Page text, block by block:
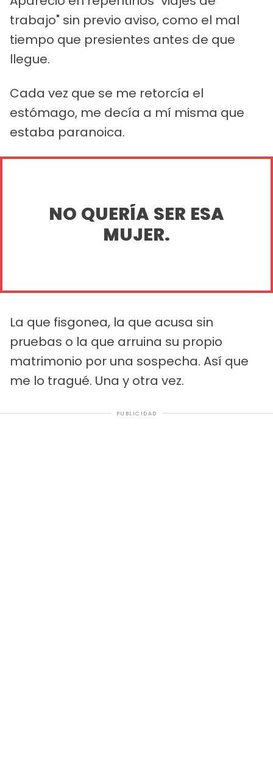
trabajo" sin previo aviso, como el mal
tiempo que presientes antes de que
llegue.
Cada vez que se me retorcía el
estómago, me decía a mí misma que
estaba paranoica.
NO QUERÍA SER ESA
MUJER.
La que fisgonea, la que acusa sin
pruebas o la que arruina su propio
matrimonio por una sospecha. Así que
me lo tragué. Una y otra vez.
PUBLICIDAD